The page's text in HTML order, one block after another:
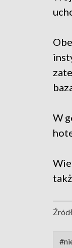
W